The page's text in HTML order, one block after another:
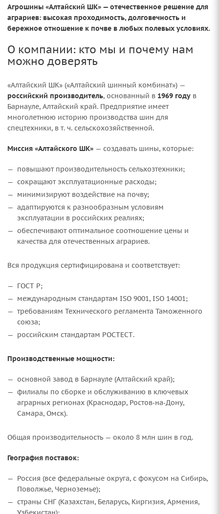
Агрошины «Алтайский ШК» — отечественное решение для
аграриев: высокая проходимость, долговечность и
бережное отношение к почве в любых полевых условиях.
О компании: кто мы и почему нам
можно доверять
«Алтайский ШК» («Алтайский шинный комбинат») —
российский производитель, основанный в 1969 году в
Барнауле, Алтайский край. Предприятие имеет
многолетнюю историю производства шин для
спецтехники, в т. ч. сельскохозяйственной.
Миссия «Алтайского ШК» — создавать шины, которые:
повышают производительность сельхозтехники;
сокращают эксплуатационные расходы;
минимизируют воздействие на почву;
адаптируются к разнообразным условиям
эксплуатации в российских реалиях;
обеспечивают оптимальное соотношение цены и
качества для отечественных аграриев.
Вся продукция сертифицирована и соответствует:
ГОСТ Р;
международным стандартам ISO 9001, ISO 14001;
требованиям Технического регламента Таможенного
союза;
российским стандартам РОСТЕСТ.
Производственные мощности:
основной завод в Барнауле (Алтайский край);
филиалы по сборке и обслуживанию в ключевых
аграрных регионах (Краснодар, Ростов‑на‑Дону,
Самара, Омск).
Общая производительность — около 8 млн шин в год.
География поставок:
Россия (все федеральные округа, с фокусом на Сибирь,
Поволжье, Черноземье);
страны СНГ (Казахстан, Беларусь, Киргизия, Армения,